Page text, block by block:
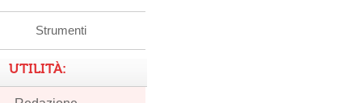
Strumenti
UTILITÀ: